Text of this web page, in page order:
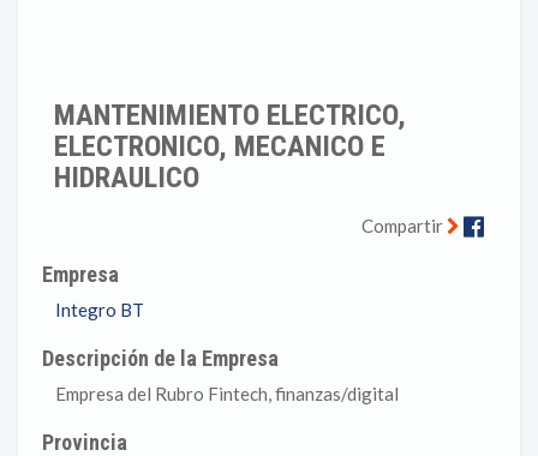
MANTENIMIENTO ELECTRICO,
ELECTRONICO, MECANICO E
HIDRAULICO
Compartir
Empresa
Integro BT
Descripción de la Empresa
Empresa del Rubro Fintech, finanzas/digital
Provincia